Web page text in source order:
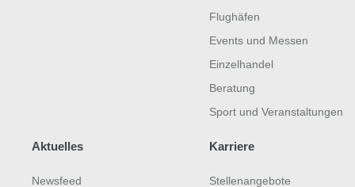
Flughäfen
Events und Messen
Einzelhandel
Beratung
Sport und Veranstaltungen
Aktuelles
Newsfeed
Karriere
Stellenangebote